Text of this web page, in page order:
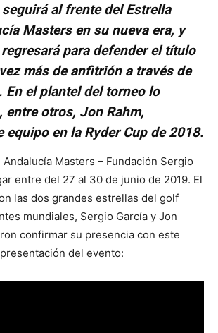
al frente del Estrella
Masters en su nueva era, y
para defender el título
más de anfitrión a través de
En el plantel del torneo lo
entre otros, Jon Rahm,
equipo en la Ryder Cup de 2018.
Andalucía Masters – Fundación Sergio
entre del 27 al 30 de junio de 2019. El
las dos grandes estrellas del golf
mundiales, Sergio García y Jon
confirmar su presencia con este
del evento: